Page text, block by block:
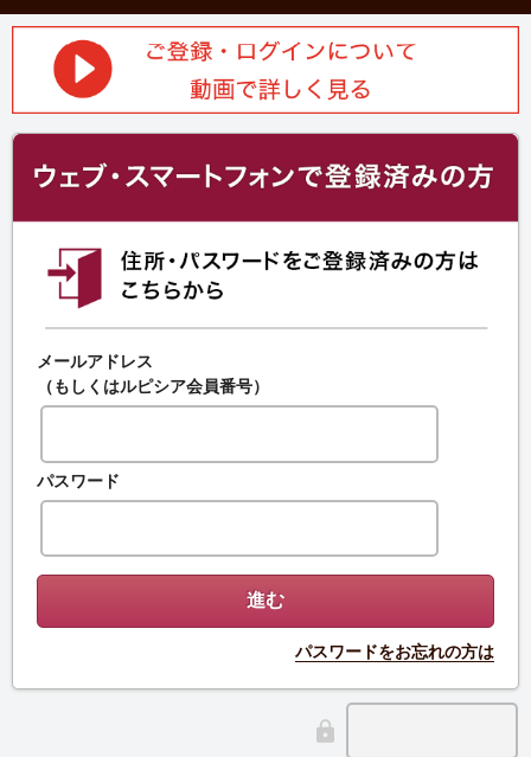
メールアドレス
（もしくはルピシア会員番号）
パスワード
パスワードをお忘れの方は